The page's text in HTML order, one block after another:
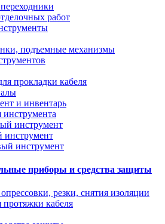
работ
подъемные механизмы
прокладки кабеля
и инвентарь
инструмент
инструмент
приборы и средства защиты
резки, снятия изоляции
кабеля